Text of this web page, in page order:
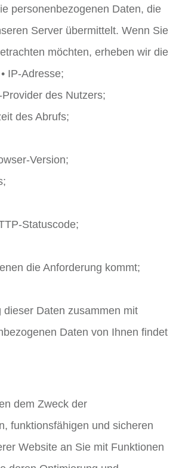
personenbezogenen Daten, die
Server übermittelt. Wenn Sie
möchten, erheben wir die
IP-Adresse;
des Nutzers;
des Abrufs;
Version;
Statuscode;
die Anforderung kommt;
dieser Daten zusammen mit
Daten von Ihnen findet
dem Zweck der
funktionsfähigen und sicheren
Website an Sie mit Funktionen